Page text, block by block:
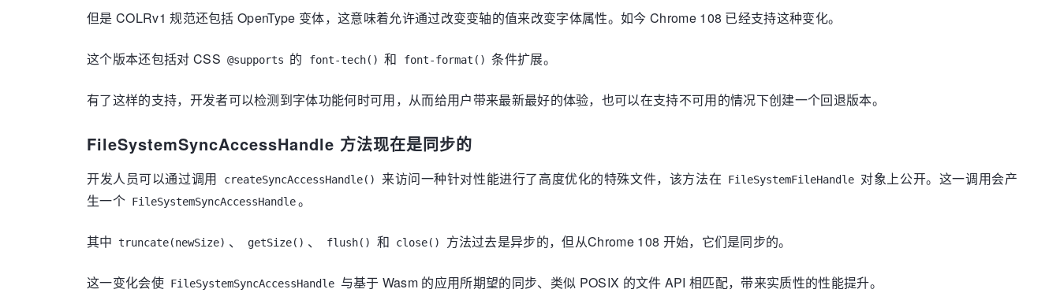
但是 COLRv1 规范还包括 OpenType 变体，这意味着允许通过改变变轴的值来改变字体属性。如今 Chrome 108 已经支持这种变化。
这个版本还包括对 CSS @supports 的 font-tech() 和 font-format() 条件扩展。
有了这样的支持，开发者可以检测到字体功能何时可用，从而给用户带来最新最好的体验，也可以在支持不可用的情况下创建一个回退版本。
FileSystemSyncAccessHandle 方法现在是同步的
开发人员可以通过调用 createSyncAccessHandle() 来访问一种针对性能进行了高度优化的特殊文件，该方法在 FileSystemFileHandle 对象上公开。这一调用会产
生一个 FileSystemSyncAccessHandle 。
其中 truncate(newSize) 、 getSize() 、 flush() 和 close() 方法过去是异步的，但从Chrome 108 开始，它们是同步的。
这一变化会使 FileSystemSyncAccessHandle 与基于 Wasm 的应用所期望的同步、类似 POSIX 的文件 API 相匹配，带来实质性的性能提升。